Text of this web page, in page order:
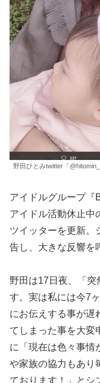
野田ひとみtwitter「
アイドルグループ『
アイドル活動休止中
ツイッターを更新。
告し、大きな反響を
野田は17日夜、「突
す。実は私には今7
にお伝えする事が遅
てしまった事を大変
に「現在は色々事情
や家族の協力もあり
ております！」とシ